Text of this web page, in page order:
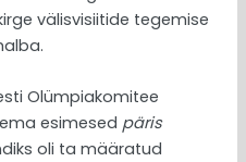
välisvisiitide tegemise
Olümpiakomitee
esimesed päris
oli ta määratud